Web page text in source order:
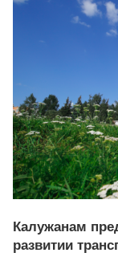
Калужанам
развитии